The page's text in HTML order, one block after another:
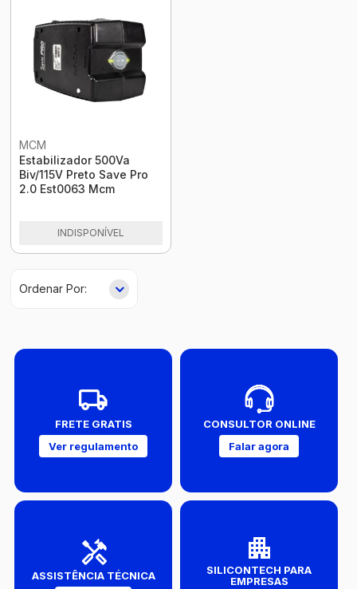
MCM
Estabilizador 500Va
Biv/115V Preto Save Pro
2.0 Est0063 Mcm
INDISPONÍVEL
FRETE GRATIS
Ver regulamento
CONSULTOR ONLINE
Falar agora
ASSISTÊNCIA TÉCNICA
SILICONTECH PARA
EMPRESAS